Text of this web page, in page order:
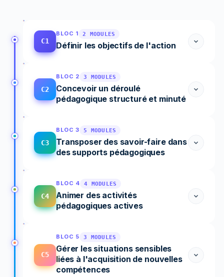
C1
BLOC 1 2 MODULES
Définir les objectifs de l'action
C2
BLOC 2 3 MODULES
Concevoir un déroulé
pédagogique structuré et minuté
C3
BLOC 3 5 MODULES
Transposer des savoir-faire dans
des supports pédagogiques
C4
BLOC 4 4 MODULES
Animer des activités
pédagogiques actives
C5
BLOC 5 3 MODULES
Gérer les situations sensibles
liées à l'acquisition de nouvelles
compétences